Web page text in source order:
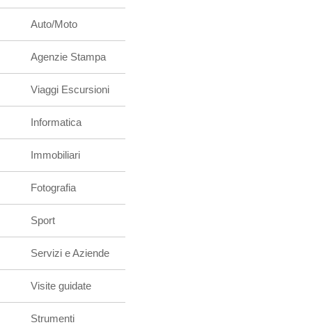
Auto/Moto
Agenzie Stampa
Viaggi Escursioni
Informatica
Immobiliari
Fotografia
Sport
Servizi e Aziende
Visite guidate
Strumenti